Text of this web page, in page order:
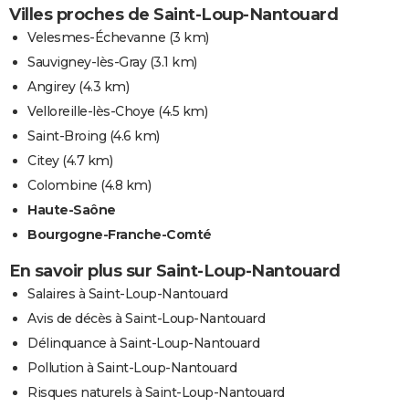
Villes proches de Saint-Loup-Nantouard
Velesmes-Échevanne (3 km)
Sauvigney-lès-Gray(3.1 km)
Angirey(4.3 km)
Velloreille-lès-Choye (4.5 km)
Saint-Broing (4.6 km)
Citey(4.7 km)
Colombine (4.8 km)
Haute-Saône
Bourgogne-Franche-Comté
En savoir plus sur Saint-Loup-Nantouard
Salaires à Saint-Loup-Nantouard
Avis de décès à Saint-Loup-Nantouard
Délinquance à Saint-Loup-Nantouard
Pollution à Saint-Loup-Nantouard
Risques naturels à Saint-Loup-Nantouard